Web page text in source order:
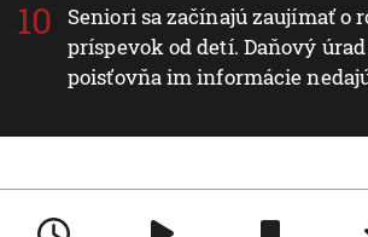
Seniori sa začínajú zaujímať o
príspevok od detí. Daňový
poisťovňa im informácie
Nové v rubrike Ekonomika